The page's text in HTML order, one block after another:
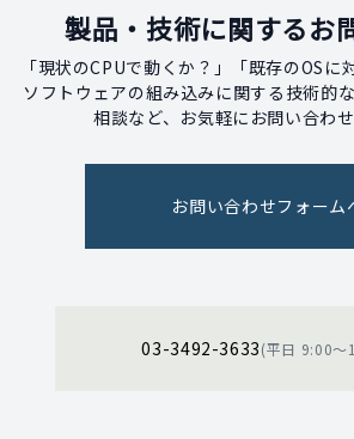
製品・技術に関する
「現状のCPUで動くか？」「既存のOSに
ソフトウェアの組み込みに関する技術的
相談など、お気軽にお問い合わせ
お問い合わせフォーム
03-3492-3633(平日 9:00〜